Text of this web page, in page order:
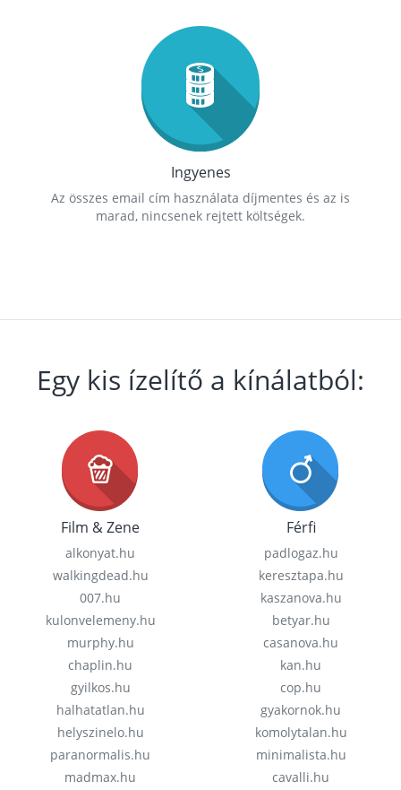
Ingyenes
Az összes email cím használata díjmentes és az is
marad, nincsenek rejtett költségek.
Egy kis ízelítő a kínálatból:
Film & Zene
alkonyat.hu
walkingdead.hu
007.hu
kulonvelemeny.hu
murphy.hu
chaplin.hu
gyilkos.hu
halhatatlan.hu
helyszinelo.hu
paranormalis.hu
madmax.hu
Férfi
padlogaz.hu
keresztapa.hu
kaszanova.hu
betyar.hu
casanova.hu
kan.hu
cop.hu
gyakornok.hu
komolytalan.hu
minimalista.hu
cavalli.hu